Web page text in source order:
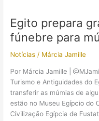
Egito prepara
fúnebre para
Notícias / Márcia Jamille
Por Márcia Jamille |
Turismo e Antiguidades do
transferir as múmias de
estão no Museu Egípcio do
Civilização Egípcia de